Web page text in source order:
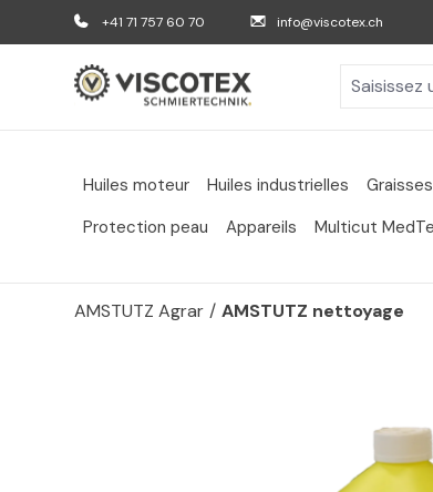
au contenu principal
Aller à la recherche
Aller à la navigation principale
+41 71 757 60 70 info@viscotex.ch
Huiles moteur Huiles industrielles
Protection peau
Appareils Multicut
AMSTUTZ Agrar / AMSTUTZ nettoyage